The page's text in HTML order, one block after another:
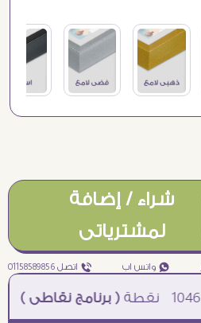
شراء / إضافة
لمشترياتى
₧ واتس اب ƒ اتصل 01158589856
نقطة( برنامج نقاطى )à خصم 5% للعملاء الجدد à شحن مجانى عند الشراء ب 4000 جنيه à